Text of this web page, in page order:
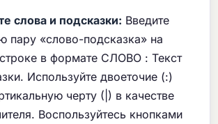
слова и подсказки: Введите
пару «слово-подсказка» на
в формате СЛОВО : Текст
Используйте двоеточие (:)
черту (|) в качестве
Воспользуйтесь кнопками